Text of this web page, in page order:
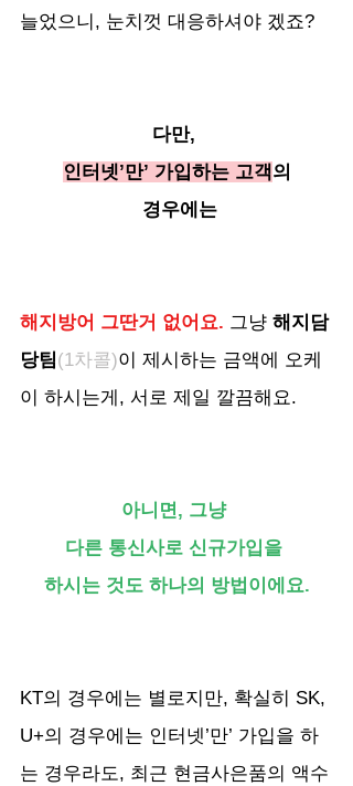
늘었으니, 눈치껏 대응하셔야 겠죠?
다만,
인터넷’만’ 가입하는 고객의
경우에는
해지방어 그딴거 없어요. 그냥 해지담
당팀(1차콜)이 제시하는 금액에 오케
이 하시는게, 서로 제일 깔끔해요.
아니면, 그냥
다른 통신사로 신규가입을
하시는 것도 하나의 방법이에요.
KT의 경우에는 별로지만, 확실히 SK,
U+의 경우에는 인터넷’만’ 가입을 하
는 경우라도, 최근 현금사은품의 액수